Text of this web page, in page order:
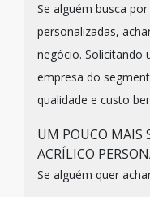
Se alguém busca
personalizadas,
negócio. Solicitando
empresa do
qualidade e custo
UM POUCO MAIS
ACRÍLICO
Se alguém quer